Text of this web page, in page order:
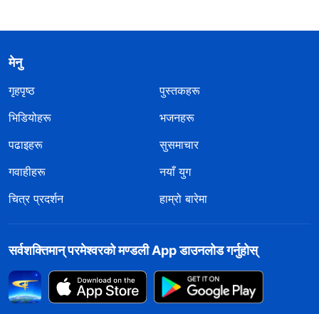
मेनु
गृहपृष्ठ
पुस्तकहरू
भिडियोहरू
भजनहरू
पढाइहरू
सुसमाचार
गवाहीहरू
नयाँ युग
चित्र प्रदर्शन
हाम्रो बारेमा
सर्वशक्तिमान्‌ परमेश्‍वरको मण्डली App डाउनलोड गर्नुहोस्